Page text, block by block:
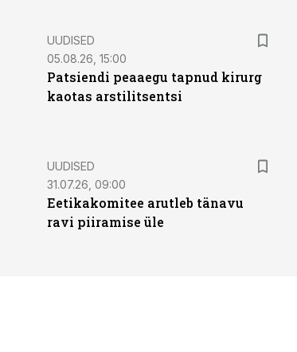
UUDISED
05.08.26, 15:00
Patsiendi peaaegu tapnud kirurg
kaotas arstilitsentsi
UUDISED
31.07.26, 09:00
Eetikakomitee arutleb tänavu
ravi piiramise üle